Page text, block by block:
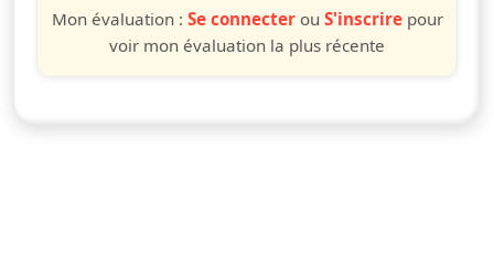
Mon évaluation : Se connecterou S'inscrirepour
voir mon évaluation la plus récente